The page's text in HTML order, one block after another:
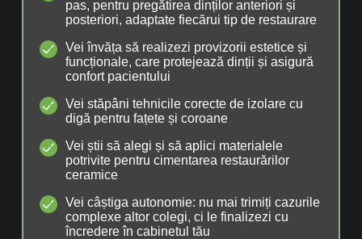
pas, pentru pregătirea dinților anteriori și
posteriori, adaptate fiecărui tip de restaurare
Vei învăța să realizezi provizorii estetice și
funcționale, care protejează dinții și asigură
confort pacientului
Vei stăpâni tehnicile corecte de izolare cu
digă pentru fațete și coroane
Vei știi să alegi și să aplici materialele
potrivite pentru cimentarea restaurărilor
ceramice
Vei câștiga autonomie: nu mai trimiți cazurile
complexe altor colegi, ci le finalizezi cu
încredere în cabinetul tău